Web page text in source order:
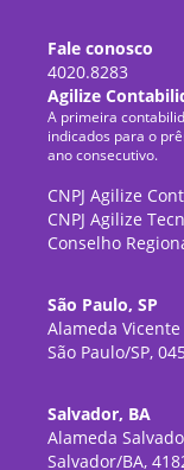
Fale conosco
4020.8283
Agilize
A primeira
indicados para o
ano consecutivo.
CNPJ Agilize
CNPJ Agilize
Conselho
São Paulo, SP
Alameda
São Paulo/SP,
Salvador, BA
Alameda
Salvador/BA,